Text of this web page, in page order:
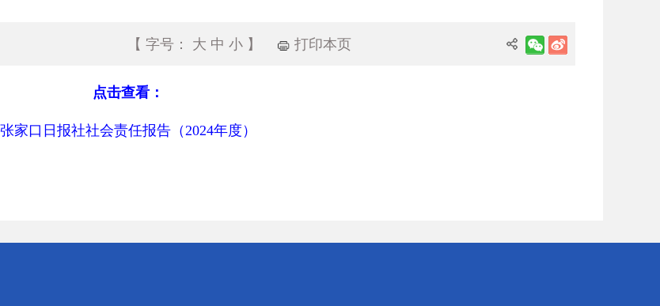
【 字号： 大 中 小 】 打印本页
点击查看：
张家口日报社社会责任报告（2024年度）